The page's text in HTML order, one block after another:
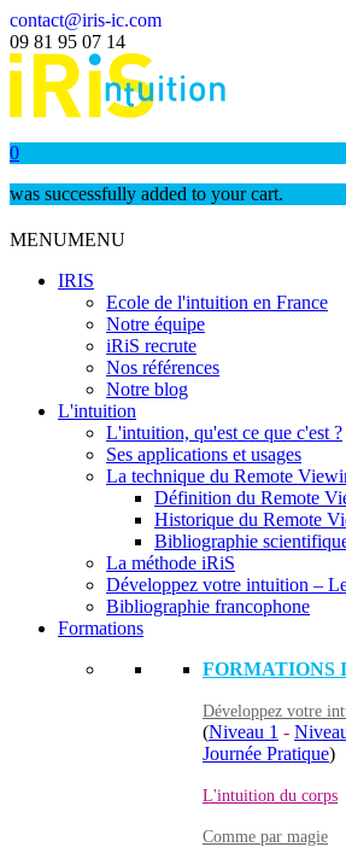
contact@iris-ic.com
09 81 95 07 14
0
was successfully added to your cart.
MENUMENU
IRIS
Ecole de l'intuition en France
Notre équipe
iRiS recrute
Nos références
Notre blog
L'intuition
L'intuition, qu'est ce que c'est ?
Ses applications et usages
La technique du Remote
Définition du Remote
Historique du Remote
Bibliographie
La méthode iRiS
Développez votre intuition –
Bibliographie francophone
Formations
FORMATIONS
Développez votre
(Niveau 1 -
Journée Pratique)
L'intuition du corps
Comme par magie